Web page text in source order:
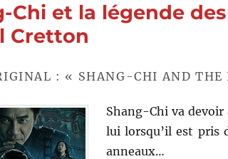
Chi et la légende
Cretton
: « SHANG-CHI AND THE
Shang-Chi va
lui lorsqu’il est pris
anneaux…